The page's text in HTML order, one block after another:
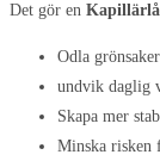
Det gör en
Odla
undvik daglig
Skapa mer
Minska risken